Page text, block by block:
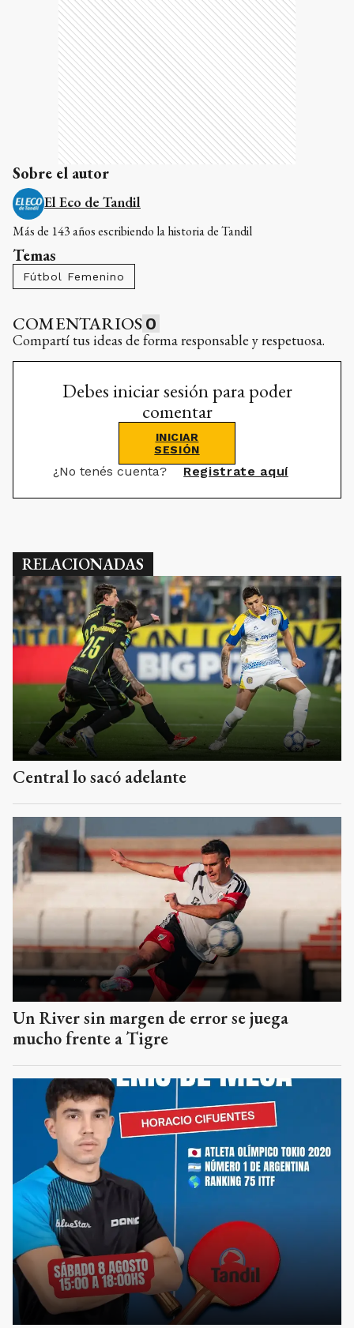
Sobre el autor
El Eco de Tandil
Más de 143 años escribiendo la historia de Tandil
Temas
Fútbol Femenino
COMENTARIOS 0
Compartí tus ideas de forma responsable y respetuosa.
Debes iniciar sesión para poder
comentar
INICIAR
SESIÓN
¿No tenés cuenta? Registrate aquí
RELACIONADAS
Central lo sacó adelante
Un River sin margen de error se juega
mucho frente a Tigre